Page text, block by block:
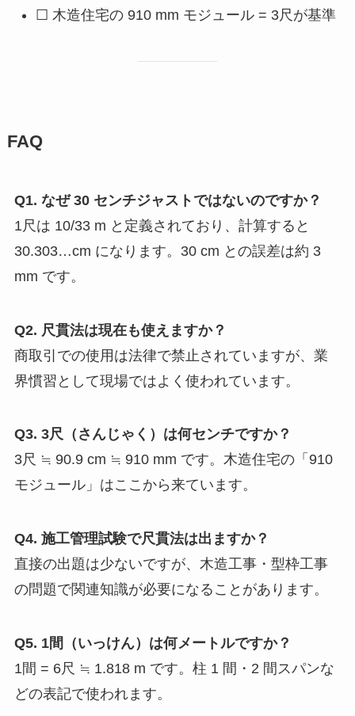
☐ 木造住宅の 910 mm モジュール = 3尺が基準
FAQ
Q1. なぜ 30 センチジャストではないのですか？
1尺は 10/33 m と定義されており、計算すると
30.303…cm になります。30 cm との誤差は約 3
mm です。
Q2. 尺貫法は現在も使えますか？
商取引での使用は法律で禁止されていますが、業
界慣習として現場ではよく使われています。
Q3. 3尺（さんじゃく）は何センチですか？
3尺 ≒ 90.9 cm ≒ 910 mm です。木造住宅の「910
モジュール」はここから来ています。
Q4. 施工管理試験で尺貫法は出ますか？
直接の出題は少ないですが、木造工事・型枠工事
の問題で関連知識が必要になることがあります。
Q5. 1間（いっけん）は何メートルですか？
1間 = 6尺 ≒ 1.818 m です。柱 1 間・2 間スパンな
どの表記で使われます。